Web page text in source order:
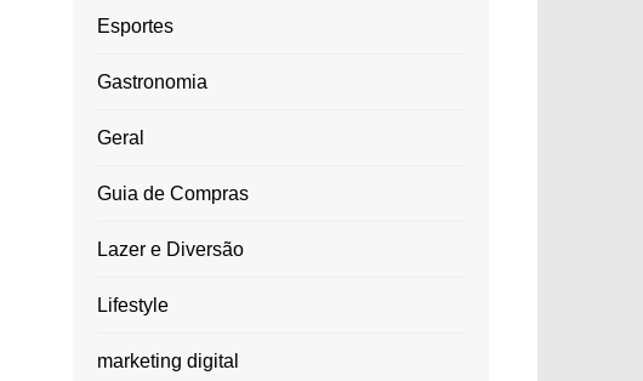
Esportes
Gastronomia
Geral
Guia de Compras
Lazer e Diversão
Lifestyle
marketing digital